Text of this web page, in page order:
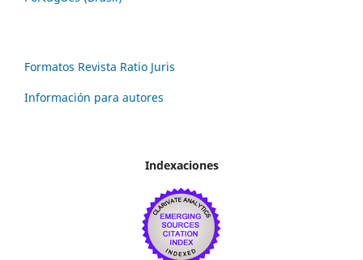
Formatos Revista Ratio Juris
Información para autores
Indexaciones